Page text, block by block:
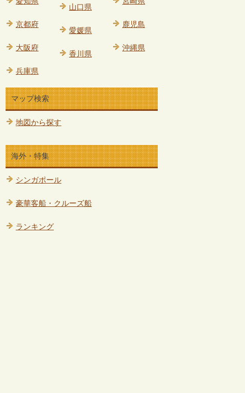
京都府
大阪府
兵庫県
山口県
愛媛県
香川県
鹿児島
沖縄県
マップ検索
地図から探す
海外・特集
シンガポール
豪華客船・クルーズ船
ランキング